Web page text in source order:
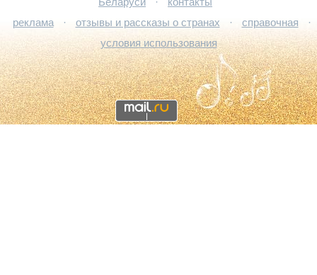
реклама
· отзывы и рассказы о странах · справочная
·
условия использования